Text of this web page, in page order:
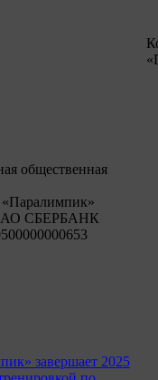
общественная
СБЕРБАНК
завершает 2025